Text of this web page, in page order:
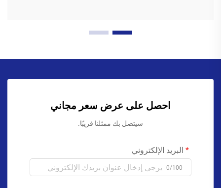
احصل على عرض سعر مجاني
سيتصل بك ممثلنا قريبًا.
البريد الإلكتروني
0/100